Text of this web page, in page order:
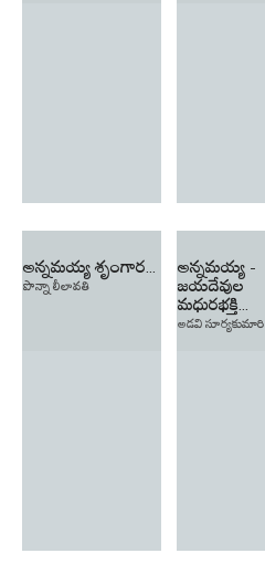
అన్నమయ్య శృంగార...
పొన్నా లీలావతి
అన్నమయ్య -
జయదేవుల
మధురభక్తి...
అడవి సూర్యకుమారి